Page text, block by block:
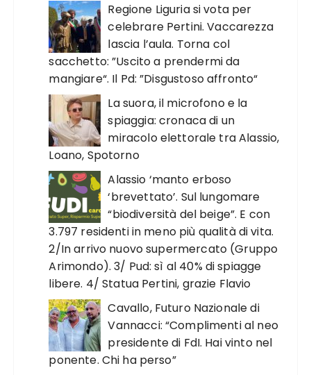
Regione Liguria si vota per
celebrare Pertini. Vaccarezza
lascia l’aula. Torna col
sacchetto: ”Uscito a prendermi da
mangiare“. Il Pd: ”Disgustoso affronto“
La suora, il microfono e la
spiaggia: cronaca di un
miracolo elettorale tra Alassio,
Loano, Spotorno
Alassio ‘manto erboso
‘brevettato’. Sul lungomare
“biodiversità del beige”. E con
3.797 residenti in meno più qualità di vita.
2/In arrivo nuovo supermercato (Gruppo
Arimondo). 3/ Pud: sì al 40% di spiagge
libere. 4/ Statua Pertini, grazie Flavio
Cavallo, Futuro Nazionale di
Vannacci: “Complimenti al neo
presidente di FdI. Hai vinto nel
ponente. Chi ha perso”